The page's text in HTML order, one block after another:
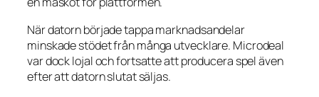
När datorn började tappa marknadsandelar
minskade stödet från många utvecklare. Microdeal
var dock lojal och fortsatte att producera spel även
efter att datorn slutat säljas.